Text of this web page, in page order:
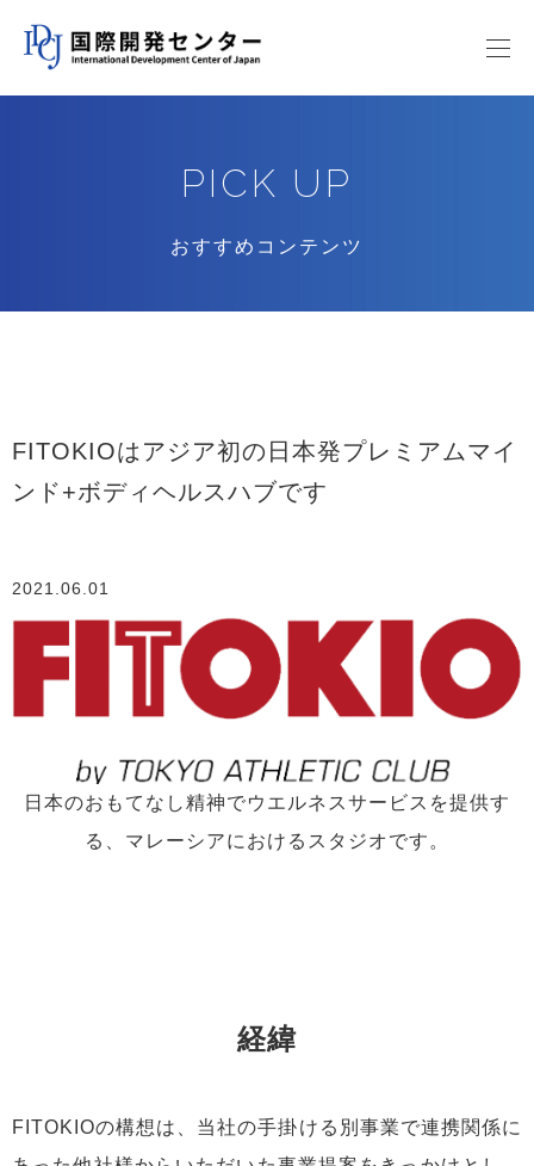
PICK UP
おすすめコンテンツ
FITOKIOはアジア初の日本発プレミアムマイ
ンド+ボディヘルスハブです
2021.06.01
日本のおもてなし精神でウエルネスサービスを提供す
る、マレーシアにおけるスタジオです。
経緯​
FITOKIOの構想は、当社の手掛ける別事業で連携関係に